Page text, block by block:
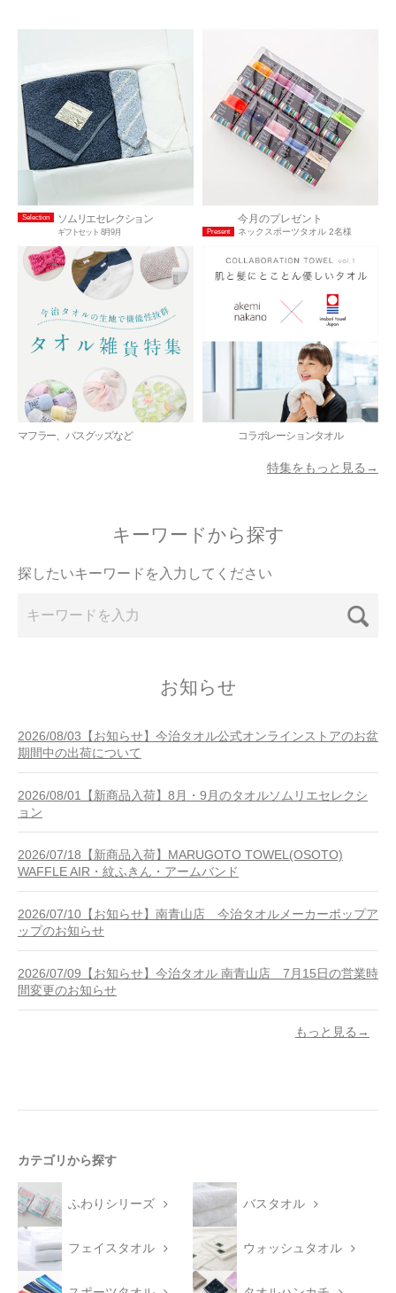
Selection ソムリエセレクション
ギフトセット 8月9月 Present
今月のプレゼント
ネックスポーツタオル 2名様
マフラー、バスグッズなど コラボレーションタオル
特集をもっと見る→
キーワードから探す
探したいキーワードを入力してください
お知らせ
2026/08/03【お知らせ】今治タオル公式オンラインストアのお盆
期間中の出荷について
2026/08/01【新商品入荷】8月・9月のタオルソムリエセレクシ
ョン
2026/07/18【新商品入荷】MARUGOTO TOWEL(OSOTO)
WAFFLE AIR・紋ふきん・アームバンド
2026/07/10【お知らせ】南青山店 今治タオルメーカーポップア
ップのお知らせ
2026/07/09【お知らせ】今治タオル 南青山店 7月15日の営業時
間変更のお知らせ
もっと見る→
カテゴリから探す
ふわりシリーズ バスタオル
フェイスタオル ウォッシュタオル